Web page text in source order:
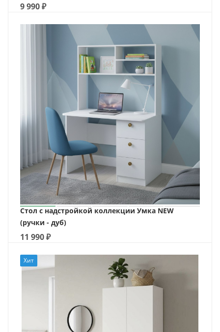
9 990₽
Стол с надстройкой коллекции Умка NEW
(ручки - дуб)
11 990₽
Хит